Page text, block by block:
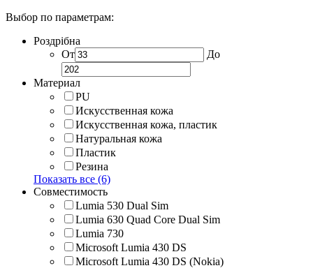
Выбор по параметрам:
Роздрібна
От
До
Материал
PU
Искусственная кожа
Искусственная кожа, пластик
Натуральная кожа
Пластик
Резина
Показать все (6)
Совместимость
Lumia 530 Dual Sim
Lumia 630 Quad Core Dual Sim
Lumia 730
Microsoft Lumia 430 DS
Microsoft Lumia 430 DS (Nokia)